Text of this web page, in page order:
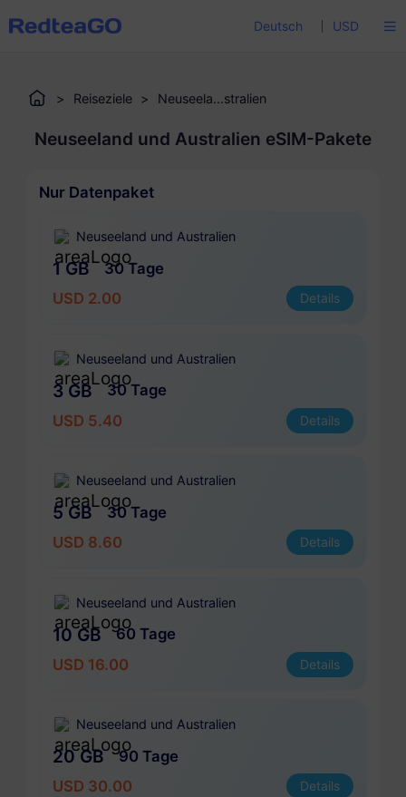
Deutsch USD
> Reiseziele > Neuseela...stralien
Neuseeland und Australien eSIM-Pakete
Nur Datenpaket
Neuseeland und Australien
1 GB
30 Tage
USD 2.00
Details
Neuseeland und Australien
3 GB
30 Tage
USD 5.40
Details
Neuseeland und Australien
5 GB
30 Tage
USD 8.60
Details
Neuseeland und Australien
10 GB
60 Tage
USD 16.00
Details
Neuseeland und Australien
20 GB
90 Tage
USD 30.00
Details